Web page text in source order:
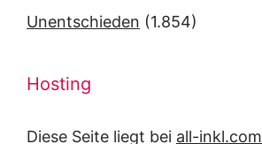
Unentschieden (1.854)
Hosting
Diese Seite liegt bei all-inkl.com